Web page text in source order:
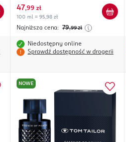
47,99 zł
100 ml = 95,98 zł
Najniższa cena: 79,99 zł
Niedostępny online
Sprawdź dostępność w drogerii
NOWE